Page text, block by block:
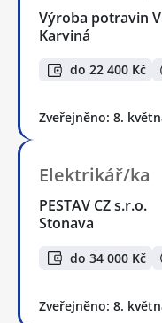
Výroba potravin
Karviná
do 22 400 Kč
Zveřejněno: 8.
Elektrikář/ka
PESTAV CZ s.r.o.
Stonava
do 34 000 Kč
Zveřejněno: 8.